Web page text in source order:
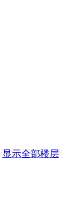
显示全部楼层